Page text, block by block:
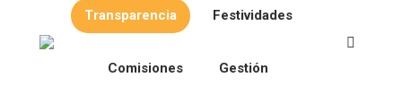
Transparencia Festividades
Comisiones Gestión
Buscar: